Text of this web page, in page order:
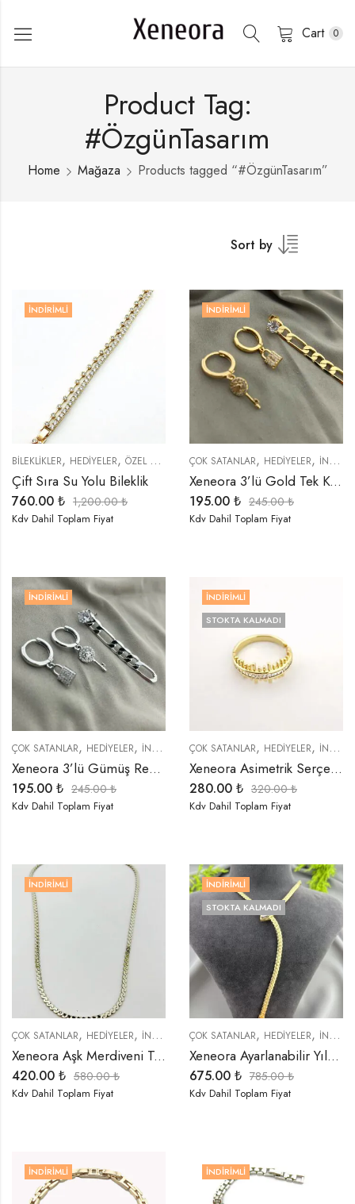
Cart 0
Product Tag:
#ÖzgünTasarım
Home Mağaza Products tagged “#ÖzgünTasarım”
Sort by
İNDIRIMLI
BİLEKLİKLER, HEDIYELER, ÖZEL SERİLER
Çift Sıra Su Yolu Bileklik
760.00 ₺ 1,200.00₺
Kdv Dahil Toplam Fiyat
İNDIRIMLI
ÇOK SATANLAR, HEDIYELER, İNDIRIMLI ÜRÜNLER
Xeneora 3’lü Gold Tek Kulak Küpe Seti
195.00 ₺ 245.00₺
Kdv Dahil Toplam Fiyat
İNDIRIMLI
ÇOK SATANLAR, HEDIYELER, İNDIRIMLI ÜRÜNLER ,KÜPELER,TREND ÜRÜNLER
Xeneora 3’lü Gümüş Renk Tek Kulak Küpe Seti
195.00 ₺ 245.00₺
Kdv Dahil Toplam Fiyat
İNDIRIMLI
STOKTA KALMADI
ÇOK SATANLAR, HEDIYELER, İNDIRIMLI ÜRÜNLER
Xeneora Asimetrik Serçe Parmak Yüzüğü
280.00 ₺ 320.00₺
Kdv Dahil Toplam Fiyat
İNDIRIMLI
ÇOK SATANLAR, HEDIYELER, İNDIRIMLI ÜRÜNLER ,KOLYELER,ÖZEL SERİLER
Xeneora Aşk Merdiveni Tamamlayıcı Zincir Kolye
420.00 ₺ 580.00₺
Kdv Dahil Toplam Fiyat
İNDIRIMLI
STOKTA KALMADI
ÇOK SATANLAR, HEDIYELER, İNDIRIMLI ÜRÜNLER
Xeneora Ayarlanabilir Yılan Dekolte Gold Kolye
675.00 ₺ 785.00₺
Kdv Dahil Toplam Fiyat
İNDIRIMLI İNDIRIMLI